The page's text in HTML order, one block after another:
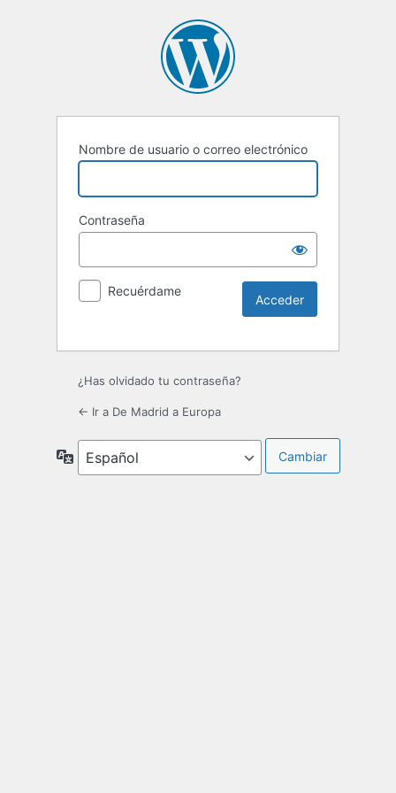
Nombre de usuario o correo electrónico
Contraseña
Recuérdame
¿Has olvidado tu contraseña?
← Ir a De Madrid a Europa
Idioma